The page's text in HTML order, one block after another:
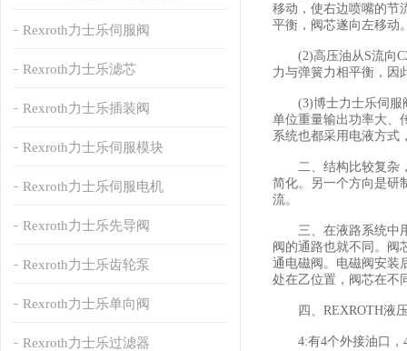
Rexroth力士乐伺服阀
Rexroth力士乐滤芯
Rexroth力士乐插装阀
Rexroth力士乐伺服模块
Rexroth力士乐伺服电机
Rexroth力士乐先导阀
Rexroth力士乐齿轮泵
Rexroth力士乐单向阀
Rexroth力士乐过滤器
移动，使右边喷嘴的节
平衡，阀芯遂向左移动
(2)高压油从S流向C2
力与弹簧力相平衡，因
(3)博士力士乐伺服阀
单位重量输出功率大、
系统也都采用电液方式
二、结构比较复杂，
简化。另一个方向是研
流。
三、在液路系统中用
阀的通路也就不同。阀
通电磁阀。电磁阀安装
处在乙位置，阀芯在不
四、REXROTH液压
4:有4个外接油口，